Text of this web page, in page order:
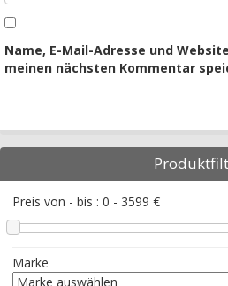
Name, E-Mail-Adresse und
meinen nächsten Kommentar
Preis von - bis : 0 - 3599 €
Marke